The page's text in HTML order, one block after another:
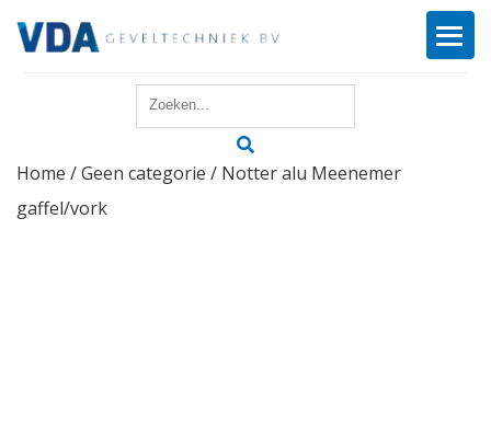
Reparatie
Home /Geen categorie / Notter alu Meenemer
gaffel/vork